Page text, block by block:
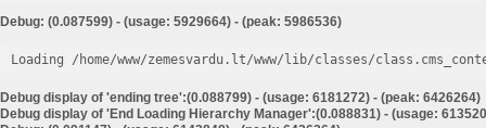
Debug: (0.087599) - (usage: 5929664) - (peak: 5986536)
Loading /home/www/zemesvardu.lt/www/lib/classes/
Debug display of 'ending tree':(0.088799) - (usage: 6181272) - (peak: 6426264)
Debug display of 'End Loading Hierarchy Manager':(0.088831) - (usage: